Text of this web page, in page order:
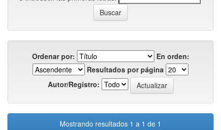
Ordenar por:
En orden:
Resultados por página
Autor/Registro:
Mostrando resultados 1 a 1 de 1